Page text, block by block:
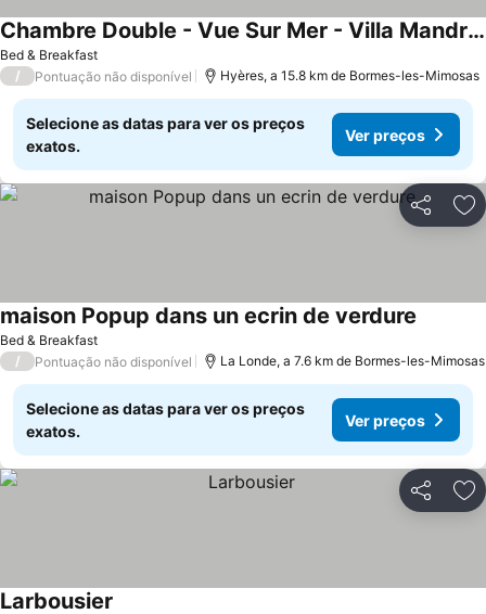
Bed & Breakfast
Chambre Double - Vue Sur Mer - Villa Mandragore
/ Pontuação não disponível Hyères, a 15.8 km de Bormes-les-Mimosas
Selecione as datas para ver os preços
exatos.
Ver preços
Partilhar
Bed & Breakfast
maison Popup dans un ecrin de verdure
/ Pontuação não disponível La Londe, a 7.6 km de Bormes-les-Mimosas
Selecione as datas para ver os preços
exatos.
Ver preços
Partilhar
Larbousier